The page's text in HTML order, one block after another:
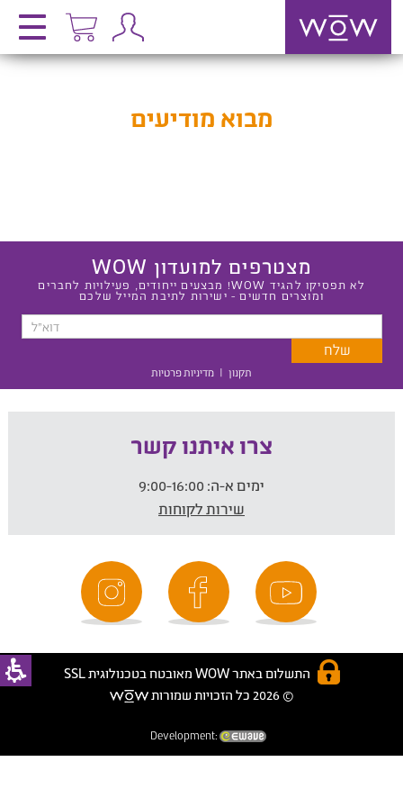
מבוא מודיעים
מצטרפים למועדון WOW
לא תפסיקו להגיד WOW! מבצעים ייחודים, פעילויות לחברים
ומוצרים חדשים - ישירות לתיבת המייל שלכם
תקנון | מדיניות פרטיות
צרו איתנו קשר
ימים א-ה:
שירות לקוחות
התשלום באתר WOW מאובטח בטכנולוגית SSL
© 2026 כל הזכויות שמורות
Development: